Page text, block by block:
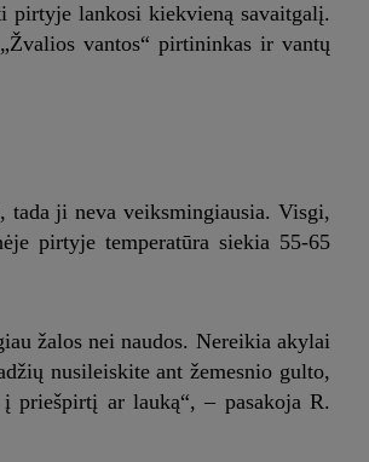
pirtyje lankosi kiekvieną savaitgalį.
vantos“ pirtininkas ir vantų
ji neva veiksmingiausia. Visgi,
pirtyje temperatūra siekia 55-65
žalos nei naudos. Nereikia akylai
nusileiskite ant žemesnio gulto,
priešpirtį ar lauką“, – pasakoja R.